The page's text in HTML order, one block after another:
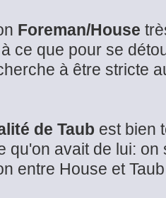
Foreman/House
ce que pour se
à être stricte
de Taub est bien
qu'on avait de lui:
entre House et